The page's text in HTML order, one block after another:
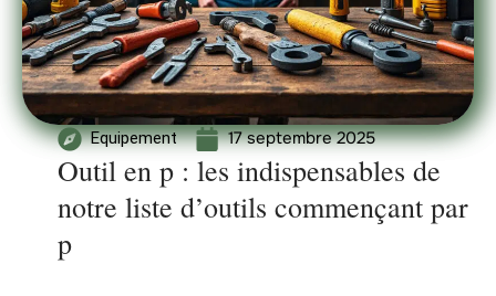
Equipement 17 septembre 2025
Outil en p : les indispensables de
notre liste d’outils commençant par
p